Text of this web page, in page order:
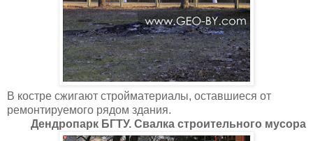
В костре сжигают стройматериалы, оставшиеся от
ремонтируемого рядом здания.
Дендропарк БГТУ. Свалка строительного мусора